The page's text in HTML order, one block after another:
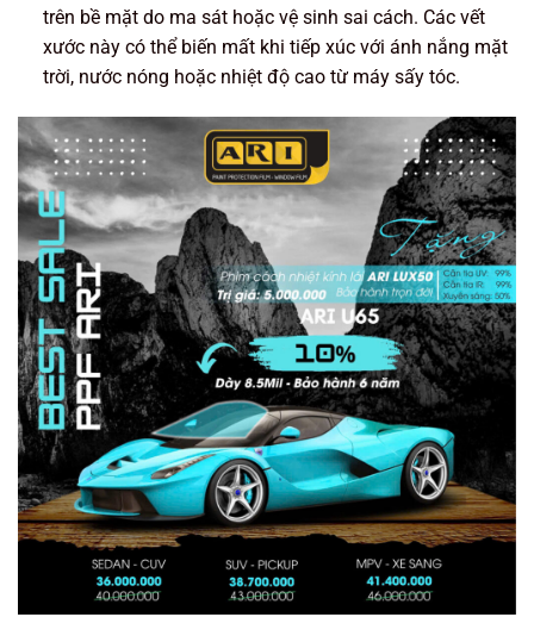
trên bề mặt do ma sát hoặc vệ sinh sai cách. Các vết
xước này có thể biến mất khi tiếp xúc với ánh nắng mặt
trời, nước nóng hoặc nhiệt độ cao từ máy sấy tóc.